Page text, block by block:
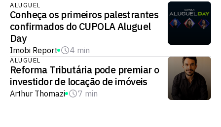
ALUGUEL
Conheça os primeiros palestrantes
confirmados do CUPOLA Aluguel
Day
Imobi Report 4 min
ALUGUEL
Reforma Tributária pode premiar o
investidor de locação de imóveis
Arthur Thomazi 7 min